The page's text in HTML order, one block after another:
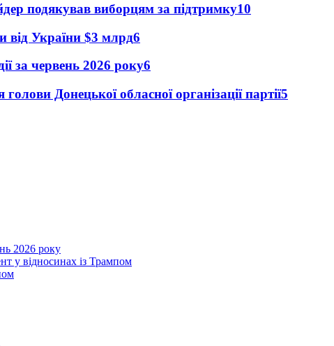
подякував виборцям за підтримку10
від України $3 млрд6
за червень 2026 року6
Донецької обласної організації партії5
2026 року
у відносинах із Трампом